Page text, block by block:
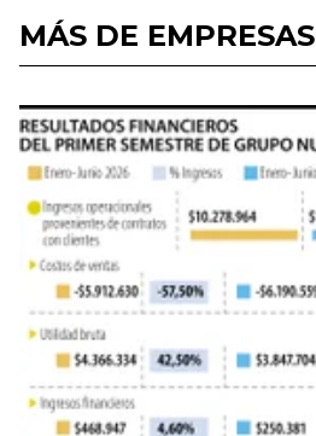
MÁS DE EMPRESAS